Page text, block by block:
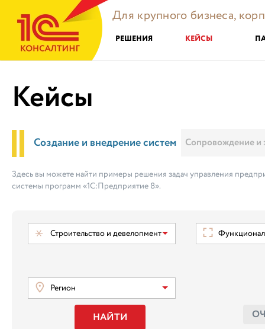
Для крупного бизнеса,
РЕШЕНИЯ КЕЙСЫ
Кейсы
Создание и внедрение систем Сопровождение и
Здесь вы можете найти примеры решения задач управления
системы программ «1С:Предприятие 8».
Строительство и девелопмент
Регион
НАЙТИ